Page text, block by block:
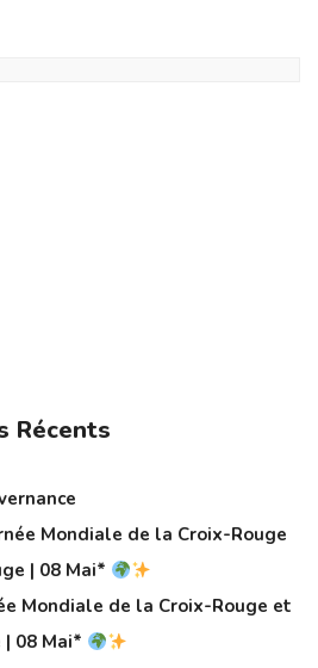
Récents
Mondiale de la Croix-Rouge
| 08 Mai*
Mondiale de la Croix-Rouge et
08 Mai*